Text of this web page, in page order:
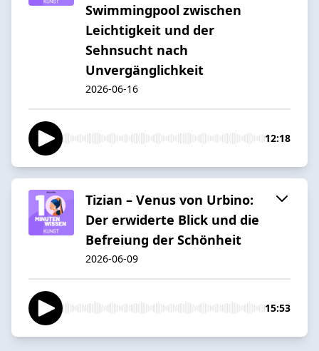
Swimmingpool zwischen
Leichtigkeit und der
Sehnsucht nach
Unvergänglichkeit
2026-06-16
12:18
Tizian – Venus von Urbino:
Der erwiderte Blick und die
Befreiung der Schönheit
2026-06-09
15:53